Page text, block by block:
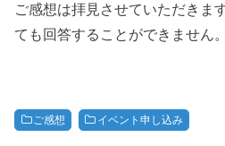
ご感想は拝見させていただきま
ても回答することができません
ご感想 イベント申し込み